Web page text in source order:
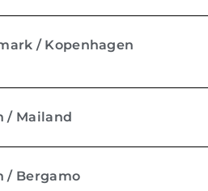
/ Kopenhagen
/ Mailand
/ Bergamo